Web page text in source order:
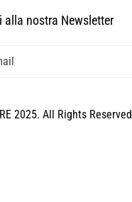
alla nostra Newsletter
2025. All Rights Reserved